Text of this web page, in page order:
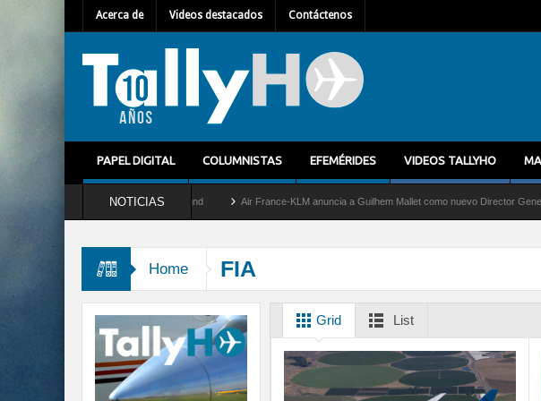
Acerca de Videos destacados Contáctenos
PAPEL DIGITAL COLUMNISTAS EFEMÉRIDES VIDEOS TALLYHO
NOTICIAS
retira del servicio al C-2 Greyhound Air France-KLM anuncia a Guilhem Mallet como nuevo Director General para
Home FIA
Grid List